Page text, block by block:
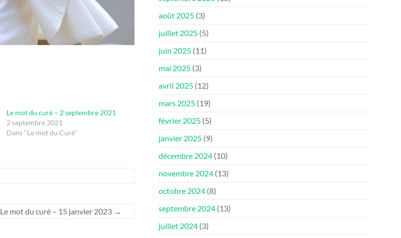
Le mot du curé – 2 septembre 2021
2 septembre 2021
Dans "Le mot du Curé"
Le mot du curé – 15 janvier 2023 →
août 2025 (3)
juillet 2025 (5)
juin 2025 (11)
mai 2025 (3)
avril 2025 (12)
mars 2025 (19)
février 2025 (5)
janvier 2025 (9)
décembre 2024 (10)
novembre 2024 (13)
octobre 2024 (8)
septembre 2024 (13)
juillet 2024 (3)